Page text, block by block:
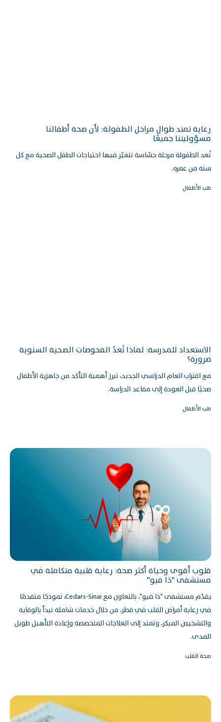
رعاية تمتد طوال مراحل الطفولة: لأن صحة أطفالنا
مسؤوليتنا جميعًا
تُعد الطفولة مرحلة حسّاسة تتغيّر فيها احتياجات الطفل الصحية مع كل
سنة من عمره.
طب الأطفال
الاستعداد للمدرسة: لماذا تُعدّ الفحوصات الصحية السنوية
ضرورة؟
مع اقتراب العام الدراسي الجديد، تبرز أهمية التأكد من جاهزية الأطفال
صحيًا قبل العودة إلى مقاعد الدراسة.
طب الأطفال
قلوب أقوى وحياة أكثر صحة: رعاية قلبية متكاملة في
مستشفى "ذا فيو"
يقدّم مستشفى "ذا فيو"، بالتعاون مع Cedars-Sinai، نموذجًا متقدمًا
في رعاية أمراض القلب في قطر، من خلال خدمات شاملة تبدأ بالوقاية
والتشخيص المبكر، وتمتد إلى العلاجات المتخصصة وإعادة التأهيل طويل
المدى.
صحة القلب